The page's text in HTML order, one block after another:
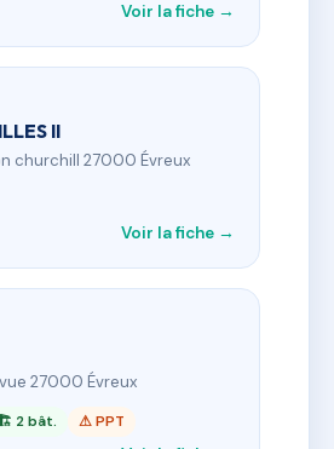
Voir la fiche →
II
churchill 27000 Évreux
Voir la fiche →
27000 Évreux
2 bât. ⚠ PPT